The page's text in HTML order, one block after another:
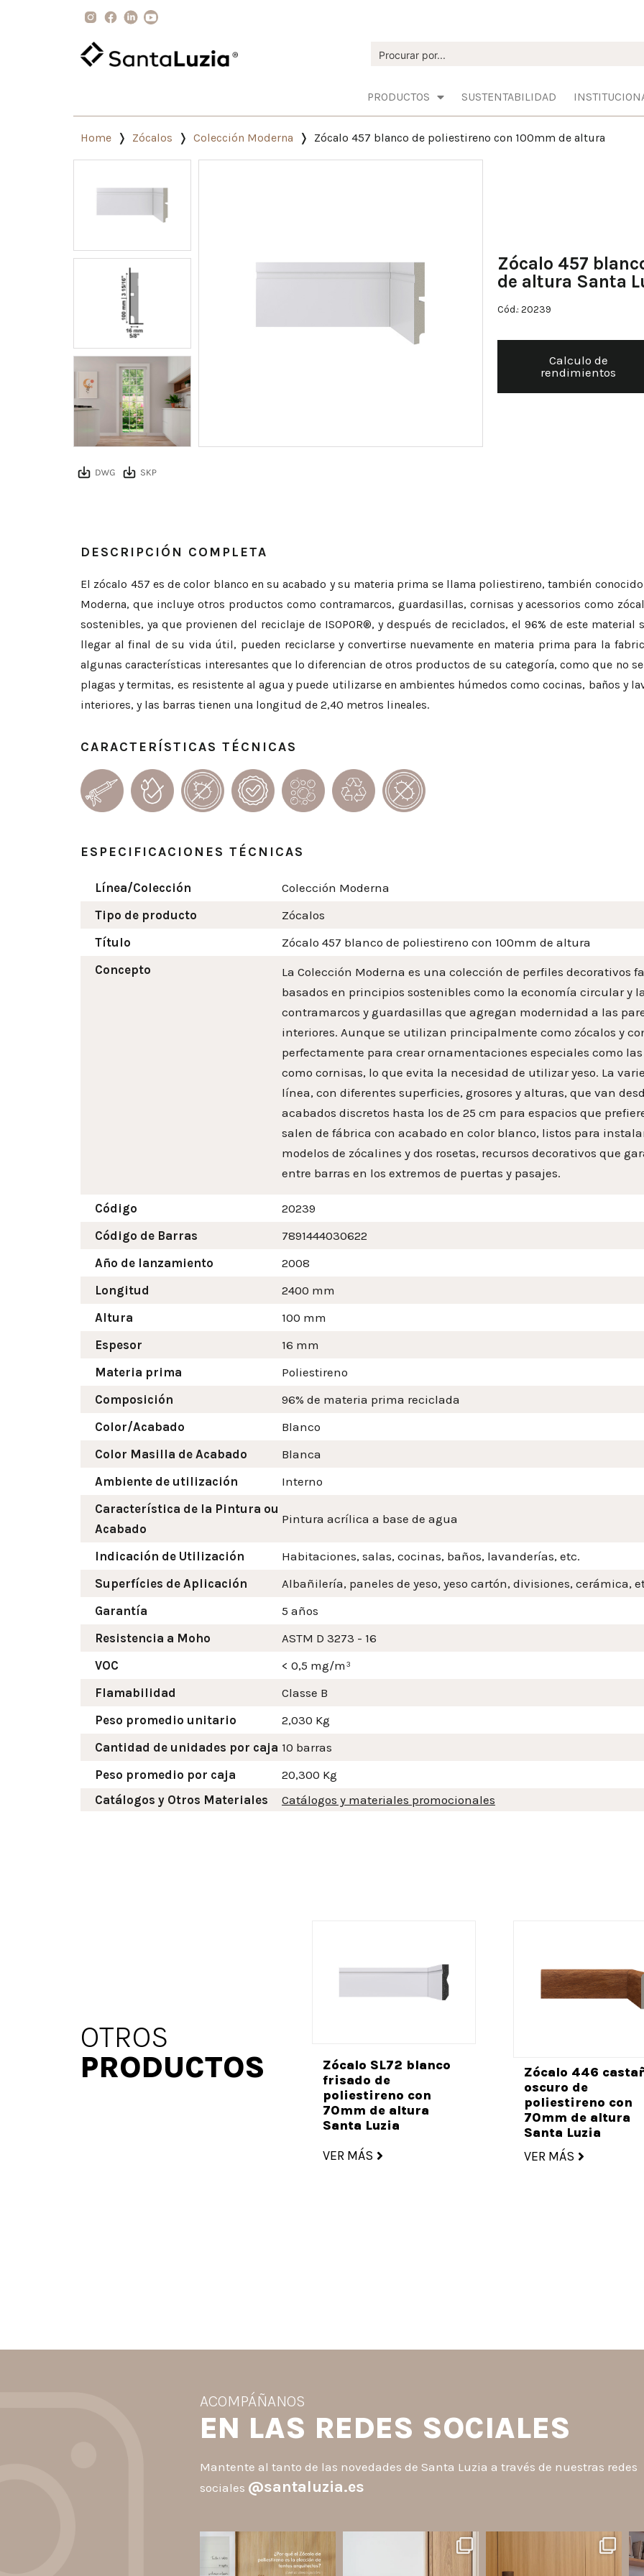
PRODUCTOS SUSTENTABILIDAD
Home Zócalos Colección Moderna Zócalo 457 blanco de poliestireno con 100mm de altura
Zócalo 457
de altura Santa
Cód.: 20239
Calculo de
rendimientos
DESCRIPCIÓN COMPLETA
El zócalo 457 es de color blanco en su acabado y su materia prima se llama poliestireno, también
Moderna, que incluye otros productos como contramarcos, guardasillas, cornisas y acessorios como
sostenibles, ya que provienen del reciclaje de ISOPOR®, y después de reciclados, el 96% de este
llegar al final de su vida útil, pueden reciclarse y convertirse nuevamente en materia prima para la
algunas características interesantes que lo diferencian de otros productos de su categoría, como que no
plagas y termitas, es resistente al agua y puede utilizarse en ambientes húmedos como cocinas, baños y
interiores, y las barras tienen una longitud de 2,40 metros lineales.
CARACTERÍSTICAS TÉCNICAS
ESPECIFICACIONES TÉCNICAS
Línea/Colección
Colección Moderna
Tipo de producto
Zócalos
Título
Zócalo 457 blanco de poliestireno con 100mm de altura
Concepto
La Colección Moderna es una colección de perfiles decorativos
basados en principios sostenibles como la economía circular y
contramarcos y guardasillas que agregan modernidad a las
interiores. Aunque se utilizan principalmente como zócalos y
perfectamente para crear ornamentaciones especiales como
como cornisas, lo que evita la necesidad de utilizar yeso. La
línea, con diferentes superficies, grosores y alturas, que van
acabados discretos hasta los de 25 cm para espacios que
salen de fábrica con acabado en color blanco, listos para
modelos de zócalines y dos rosetas, recursos decorativos que
entre barras en los extremos de puertas y pasajes.
Código
20239
Código de Barras
7891444030622
Año de lanzamiento
2008
Longitud
2400 mm
Altura
100 mm
Espesor
16 mm
Materia prima
Poliestireno
Composición
96% de materia prima reciclada
Color/Acabado
Blanco
Color Masilla de Acabado
Blanca
Ambiente de utilización
Interno
Característica de la Pintura ou
Acabado
Pintura acrílica a base de agua
Indicación de Utilización
Habitaciones, salas, cocinas, baños, lavanderías, etc.
Superfícies de Aplicación
Albañilería, paneles de yeso, yeso cartón, divisiones, cerámica,
Garantía
5 años
Resistencia a Moho
ASTM D 3273 - 16
VOC
< 0,5 mg/m³
Flamabilidad
Classe B
Peso promedio unitario
2,030 Kg
Cantidad de unidades por caja 10 barras
Peso promedio por caja
20,300 Kg
Catálogos y Otros Materiales
Catálogos y materiales promocionales
OTROS
PRODUCTOS
Zócalo SL72 blanco
frisado de
poliestireno con
70mm de altura
Santa Luzia
VER MÁS
Zócalo 446
oscuro de
poliestireno con
70mm de altura
Santa Luzia
VER MÁS
ACOMPÁÑANOS
EN LAS REDES SOCIALES
Mantente al tanto de las novedades de Santa Luzia a través de nuestras redes
sociales @santaluzia.es
Los Zócalos de poliestireno
ganaron protagonismo en la
¿Querés salir de la cabecera
brindar mayor libertad en la